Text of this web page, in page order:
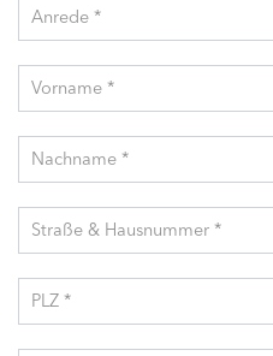
Anrede *
Vorname *
Nachname *
Straße & Hausnummer *
PLZ *